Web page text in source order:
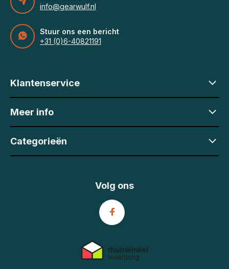
info@gearwulf.nl
Stuur ons een bericht
+31 (0)6-40821191
Klantenservice
Meer info
Categorieën
Volg ons